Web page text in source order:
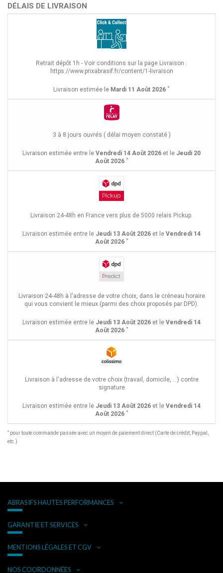
DÉLAIS DE LIVRAISON
Retrait dépôt 1h - Voir conditions sur la page Livraison :
https://www.prixabrasif.fr/content/1-livraison
Livraison estimée le Mardi 11 Août 2026 *
3 à 8 jours ouvrés ( délai moyen constaté )
Livraison estimée entre le Vendredi 14 Août 2026 et le Jeudi 20
Août 2026 *
Livraison 24-48h en France vers plus de 5000 relais Pickup.
Livraison estimée entre le Jeudi 13 Août 2026 et le Vendredi 14
Août 2026 *
Livraison 24-48h à l'adresse de votre choix, dans le créneau horaire
qui vous convient le mieux (parmi des choix proposés par DPD).
Livraison estimée entre le Jeudi 13 Août 2026 et le Vendredi 14
Août 2026 *
Livraison à l'adresse de votre choix (travail, domicile, ...) contre
signature
Livraison estimée entre le Jeudi 13 Août 2026 et le Vendredi 14
Août 2026 *
* pour toute commande passée avec un moyen de paiement direct (Carte de crédit, Paypal,
etc.)
ABRASIFS HAUTES PERFORMANCES
GARANTIE ET SERVICES
MENTIONS LÉGALES ET CGV
NOS COORDONNÉES